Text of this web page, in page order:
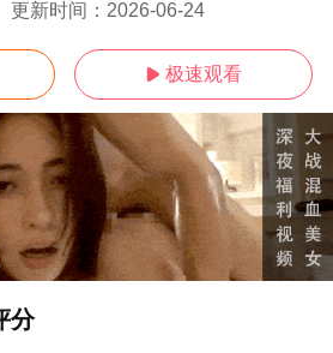
更新时间： 2026-06-24
 极速观看
分